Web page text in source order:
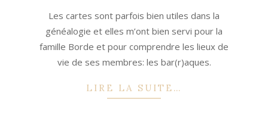
Les cartes sont parfois bien utiles dans la
généalogie et elles m’ont bien servi pour la
famille Borde et pour comprendre les lieux de
vie de ses membres: les bar(r)aques.
LIRE LA SUITE…